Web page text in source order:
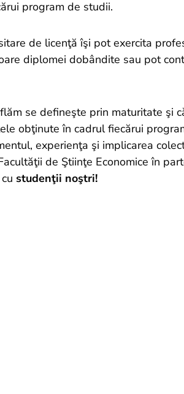
program de studii.
de licenţă îşi pot exercita
diplomei dobândite sau pot
se defineşte prin maturitate şi
obţinute în cadrul fiecărui
experienţa şi implicarea
de Ştiinţe Economice în
studenţii noştri!